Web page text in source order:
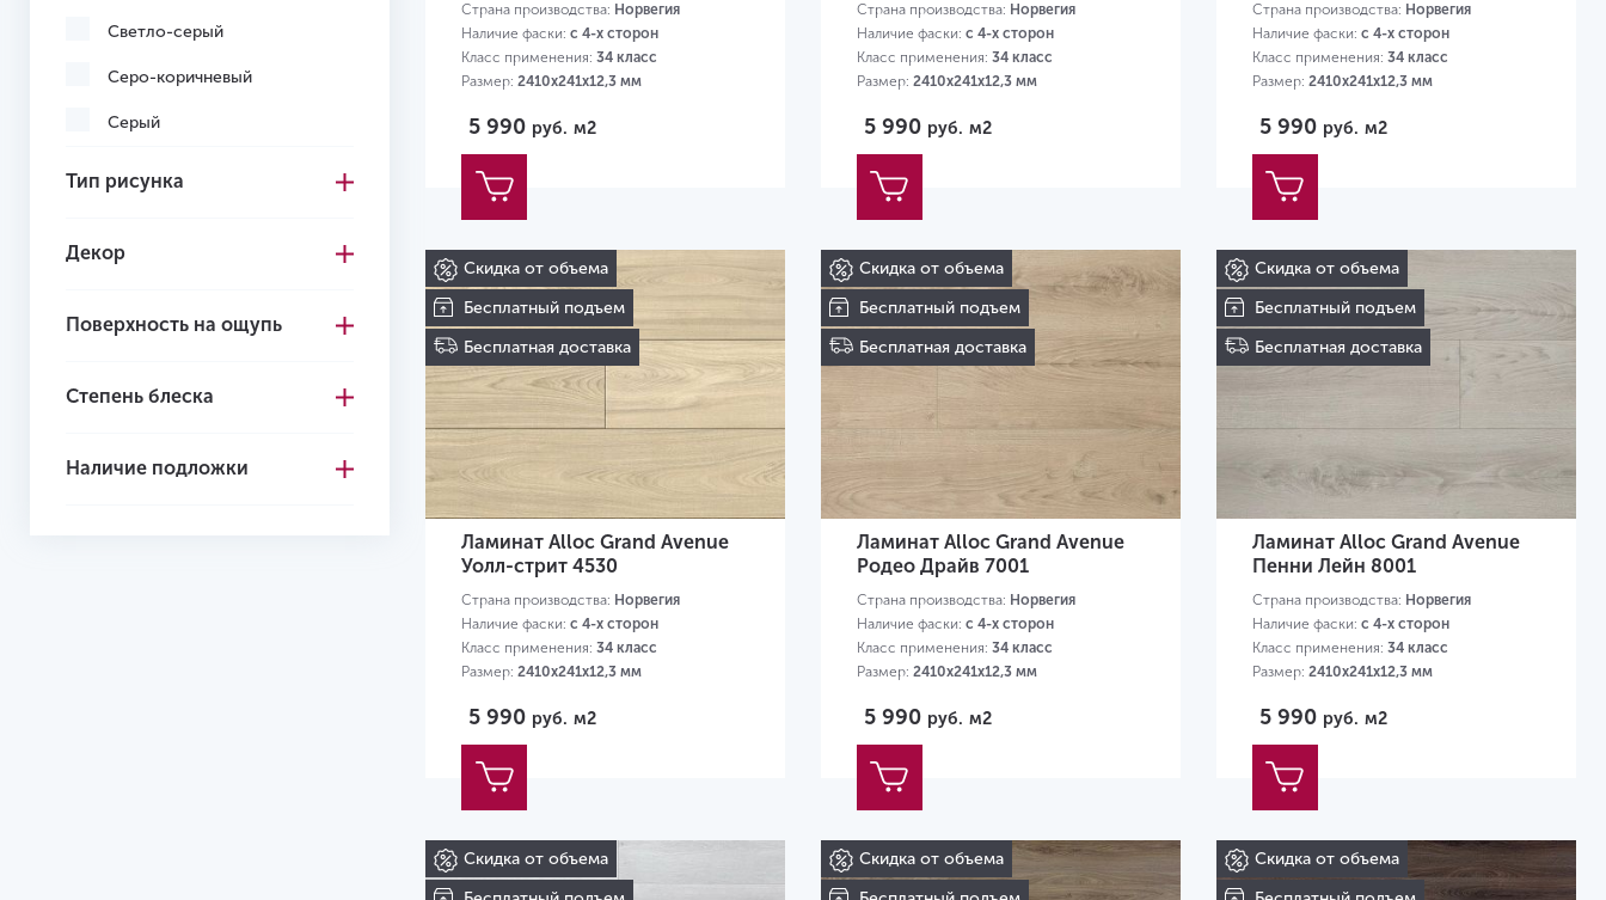
Светло-серый
Серо-коричневый
Серый
Тип рисунка
Декор
Поверхность на ощупь
Степень блеска
Наличие подложки
Страна производства: Норвегия
Наличие фаски: с 4-х сторон
Класс применения: 34 класс
Размер: 2410х241х12,3 мм
5 990 руб. м2
Страна производства: Норвегия
Наличие фаски: с 4-х сторон
Класс применения: 34 класс
Размер: 2410х241х12,3 мм
5 990 руб. м2
Страна производства: Норвегия
Наличие фаски: с 4-х сторон
Класс применения: 34 класс
Размер: 2410х241х12,3 мм
5 990 руб. м2
Скидка от объема
Бесплатный подъем
Бесплатная доставка
Ламинат Alloc Grand Avenue
Уолл-стрит 4530
Страна производства: Норвегия
Наличие фаски: с 4-х сторон
Класс применения: 34 класс
Размер: 2410х241х12,3 мм
5 990 руб. м2
Скидка от объема
Бесплатный подъем
Бесплатная доставка
Ламинат Alloc Grand Avenue
Родео Драйв 7001
Страна производства: Норвегия
Наличие фаски: с 4-х сторон
Класс применения: 34 класс
Размер: 2410х241х12,3 мм
5 990 руб. м2
Скидка от объема
Бесплатный подъем
Бесплатная доставка
Ламинат Alloc Grand Avenue
Пенни Лейн 8001
Страна производства: Норвегия
Наличие фаски: с 4-х сторон
Класс применения: 34 класс
Размер: 2410х241х12,3 мм
5 990 руб. м2
Скидка от объема
Скидка от объема
Скидка от объема